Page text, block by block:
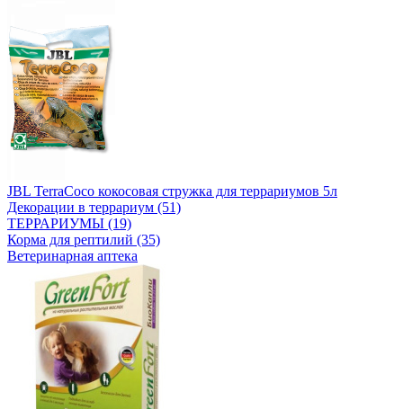
JBL TerraCoco кокосовая стружка для террариумов 5л
Декорации в террариум (51)
ТЕРРАРИУМЫ (19)
Корма для рептилий (35)
Ветеринарная аптека